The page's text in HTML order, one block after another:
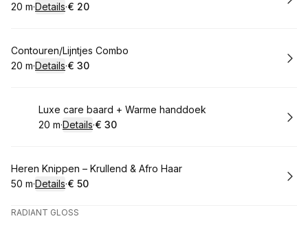
.Duur:
20 m·Details·
.Prijs:
€ 20
Boek
Contouren/Lijntjes Combo
.Duur:
20 m·Details·
.Prijs:
€ 30
Boek
Luxe care baard + Warme handdoek
.Duur:
20 m·Details·
.Prijs:
€ 30
Boek
Heren Knippen – Krullend & Afro Haar
.Duur:
50 m·Details·
.Prijs:
€ 50
RADIANT GLOSS